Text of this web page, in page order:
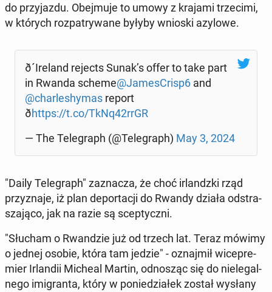
do przy­jaz­du. Obej­mu­je to umowy z krajami trze­ci­mi,
w których roz­pa­try­wa­ne byłyby wnioski azylowe.
ð´I­re­land rejects Sunak’s offer to take part
in Rwanda scheme@Ja­me­sCrisp6 and
@char­le­shy­mas report
ðhttps://t.co/TkNq42rrGR
— The Te­le­graph (@Te­le­graph) May 3, 2024
"Daily Te­le­graph" za­zna­cza, że choć ir­landz­ki rząd
przy­zna­je, iż plan de­por­ta­cji do Rwandy działa od­stra­
sza­ją­co, jak na razie są scep­tycz­ni.
"Słucham o Rwan­dzie już od trzech lat. Teraz mówimy
o jednej osobie, która tam jedzie" - oznaj­mił wi­ce­pre­
mier Ir­lan­dii Micheal Martin, od­no­sząc się do nie­le­gal­
ne­go imi­gran­ta, który w po­nie­dzia­łek został wysłany